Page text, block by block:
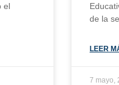
el
de la
LEER
7 mayo,